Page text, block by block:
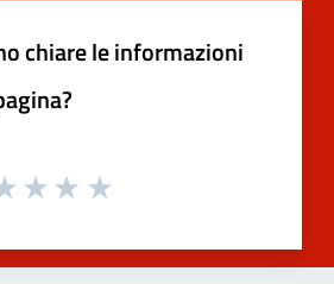
chiare le informazioni